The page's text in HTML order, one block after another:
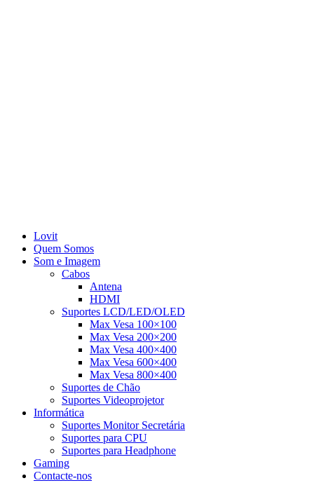
Lovit
Quem Somos
Som e Imagem
Cabos
Antena
HDMI
Suportes LCD/LED/OLED
Max Vesa 100×100
Max Vesa 200×200
Max Vesa 400×400
Max Vesa 600×400
Max Vesa 800×400
Suportes de Chão
Suportes Videoprojetor
Informática
Suportes Monitor Secretária
Suportes para CPU
Suportes para Headphone
Gaming
Contacte-nos